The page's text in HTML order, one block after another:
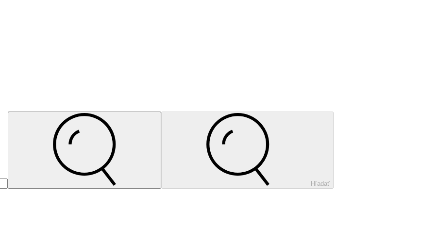
Hľadať